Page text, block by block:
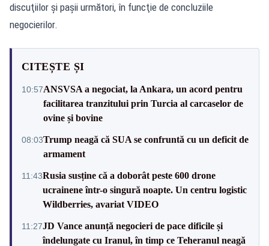
discuţiilor şi paşii următori, în funcţie de concluziile
negocierilor.
CITEȘTE ȘI
10:57ANSVSA a negociat, la Ankara, un acord pentru
facilitarea tranzitului prin Turcia al carcaselor de
ovine și bovine
08:03Trump neagă că SUA se confruntă cu un deficit de
armament
11:43Rusia susține că a doborât peste 600 drone
ucrainene într-o singură noapte. Un centru logistic
Wildberries, avariat VIDEO
11:27JD Vance anunță negocieri de pace dificile și
îndelungate cu Iranul, în timp ce Teheranul neagă